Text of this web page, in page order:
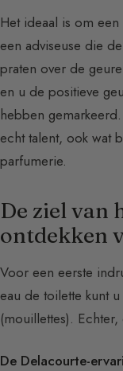
Het ideaal is om
een adviseuse die
praten over de
en u de positieve
hebben
echt talent, ook wat
parfumerie.
De ziel van
ontdekken
Voor een eerste
eau de toilette kunt
(mouillettes).
De Delacourte-